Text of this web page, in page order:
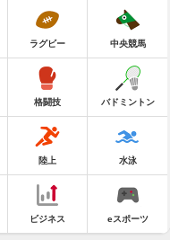
ラグビー 中央競馬
格闘技 バドミントン
陸上 水泳
ビジネス eスポーツ